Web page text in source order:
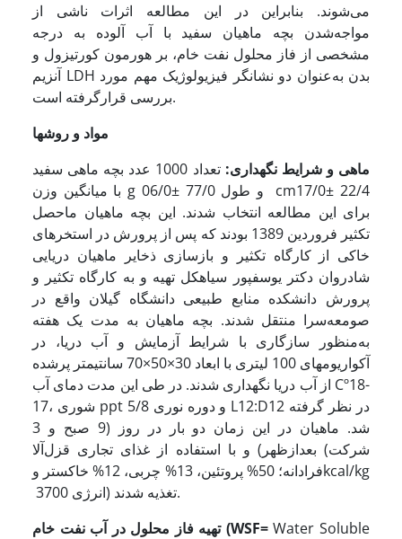
می‌شوند. بنابراین در این مطالعه اثرات ناشی از
مواجه‌شدن بچه ماهیان سفید با آب آلوده به درجه
مشخصی از فاز محلول نفت خام، بر هورمون کورتیزول و
آنزیم LDH بدن به‌عنوان دو نشانگر فیزیولوژیک مهم مورد
بررسی قرارگرفته است.
مواد و روشها
ماهی و شرایط نگهداری:
تعداد 1000 عدد بچه ماهی سفید
با میانگین وزن g 06/0± 77/0 و طول cm17/0± 22/4
برای این مطالعه انتخاب شدند. این بچه ماهیان ماحصل
تکثیر فروردین 1389 بودند که پس از پرورش در استخرهای
خاکی از کارگاه تکثیر و بازسازی ذخایر ماهیان دریایی
شادروان دکتر یوسف­پور سیاهکل تهیه و به کارگاه تکثیر و
پرورش دانشکده منابع طبیعی دانشگاه گیلان واقع در
صومعه‌سرا منتقل شدند. بچه ماهیان به مدت یک هفته
به‌منظور سازگاری با شرایط آزمایش و آب دریا، در
آکواریوم­های 100 لیتری با ابعاد 30×50×70 سانتی­متر پرشده
از آب دریا نگهداری شدند. در طی این مدت دمای آب Cº18-
17، شوری ppt 5/8 و دوره نوری L12:D12 در نظر گرفته
شد. ماهیان در این زمان دو بار در روز (9 صبح و 3
بعدازظهر) و با استفاده از غذای تجاری قزل‌آلا (شرکت
فرادانه؛ 50% پروتئین، 13% چربی، 12% خاکستر وkcal/kg
3700 انرژی) تغذیه شدند.
تهیه فاز محلول در آب نفت خام (WSF=Water Soluble